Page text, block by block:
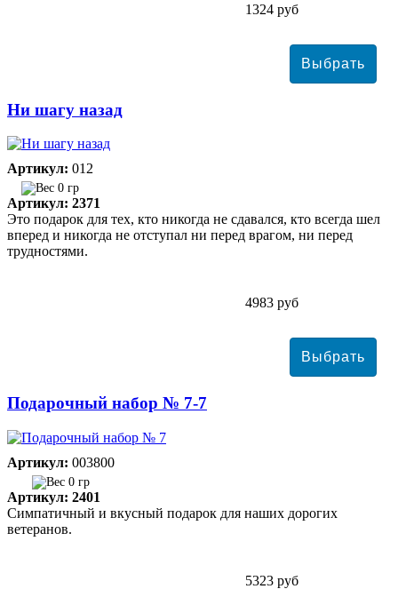
1324 руб
Ни шагу назад
Артикул: 012
0 гр
Артикул: 2371
Это подарок для тех, кто никогда не сдавался, кто всегда шел
вперед и никогда не отступал ни перед врагом, ни перед
трудностями.
4983 руб
Подарочный набор № 7-7
Артикул: 003800
0 гр
Артикул: 2401
Симпатичный и вкусный подарок для наших дорогих
ветеранов.
5323 руб